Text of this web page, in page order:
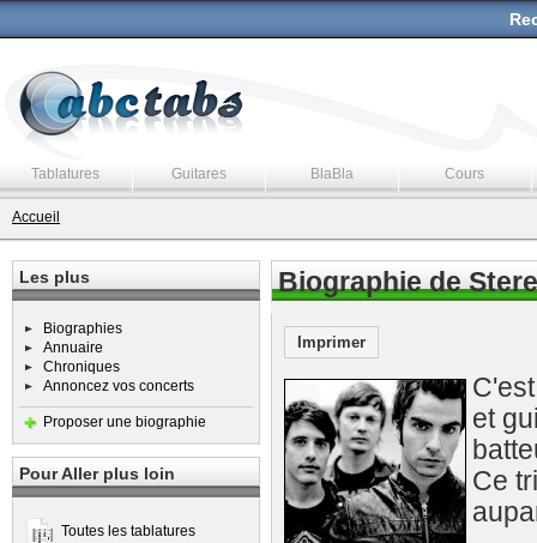
Tablatures Guitares BlaBla Cours
Accueil
Les plus
Biographies
Annuaire
Chroniques
Annoncez vos concerts
Proposer une biographie
Pour Aller plus loin
Toutes les tablatures
Biographie de
Imprimer
et
Ce